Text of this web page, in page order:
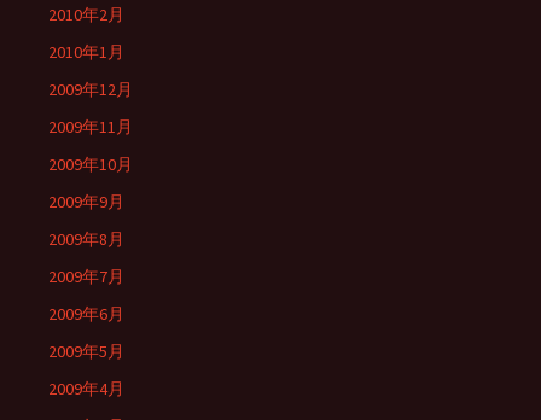
2010年2月
2010年1月
2009年12月
2009年11月
2009年10月
2009年9月
2009年8月
2009年7月
2009年6月
2009年5月
2009年4月